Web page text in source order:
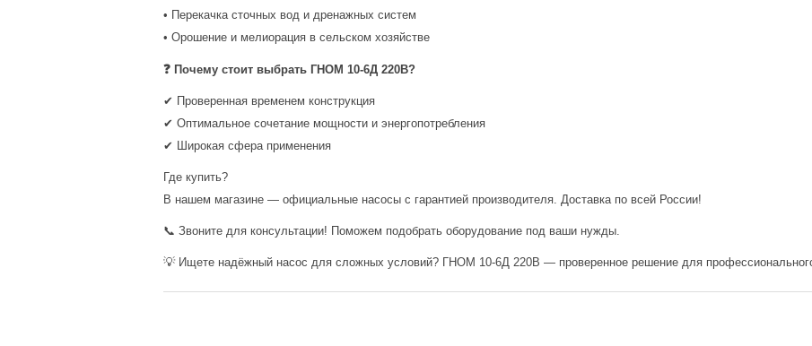
• Перекачка сточных вод и дренажных систем
• Орошение и мелиорация в сельском хозяйстве
❓ Почему стоит выбрать ГНОМ 10-6Д 220В?
✔ Проверенная временем конструкция
✔ Оптимальное сочетание мощности и энергопотребления
✔ Широкая сфера применения
Где купить?
В нашем магазине — официальные насосы с гарантией производителя. Доставка по всей России!
📞 Звоните для консультации! Поможем подобрать оборудование под ваши нужды.
💡 Ищете надёжный насос для сложных условий? ГНОМ 10-6Д 220В — проверенное решение для